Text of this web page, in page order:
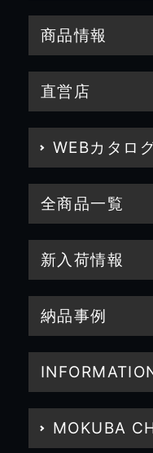
商品情報
直営店
WEBカタロ
全商品一覧
新入荷情報
納品事例
MOKUBA